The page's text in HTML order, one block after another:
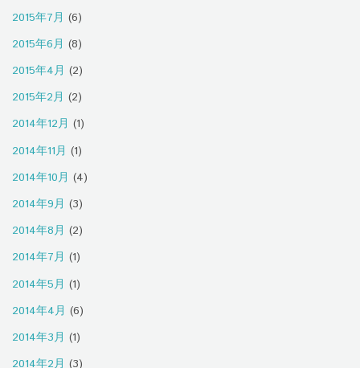
2015年7月 (6)
2015年6月 (8)
2015年4月 (2)
2015年2月 (2)
2014年12月 (1)
2014年11月 (1)
2014年10月 (4)
2014年9月 (3)
2014年8月 (2)
2014年7月 (1)
2014年5月 (1)
2014年4月 (6)
2014年3月 (1)
2014年2月 (3)